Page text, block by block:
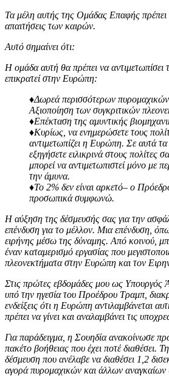
Τα μέλη αυτής της Ομάδας Επαφής πρέπει
απαιτήσεις των καιρών.
Αυτό σημαίνει ότι:
Η ομάδα αυτή θα πρέπει να αντιμετωπίσει
επικρατεί στην Ευρώπη:
♦Δωρεά περισσότερων πυρομαχικών
Αξιοποίηση των συγκριτικών
♦Επέκταση της αμυντικής
♦Κυρίως, να ενημερώσετε τους
αντιμετωπίζει η Ευρώπη. Σε αυτά τα
εξηγήσετε ειλικρινά στους πολίτες
μπορεί να αντιμετωπιστεί μόνο με
την άμυνα.
♦Το 2% δεν είναι αρκετό– ο
προσωπικά συμφωνώ.
Η αύξηση της δέσμευσής σας για την
επένδυση για το μέλλον. Μια επένδυση,
ειρήνης μέσω της δύναμης. Από κοινού,
έναν καταμερισμό εργασίας που
πλεονεκτήματα στην Ευρώπη και τον
Στις πρώτες εβδομάδες μου ως Υπουργός
υπό την ηγεσία του Προέδρου Τραμπ,
ενδείξεις ότι η Ευρώπη αντιλαμβάνεται
πρέπει να γίνει και αναλαμβάνει τις
Για παράδειγμα, η Σουηδία ανακοίνωσε
πακέτο βοήθειας που έχει ποτέ διαθέσει.
δέσμευση που ανέλαβε να διαθέσει 1,2
αγορά πυρομαχικών και άλλων αναγκαίων